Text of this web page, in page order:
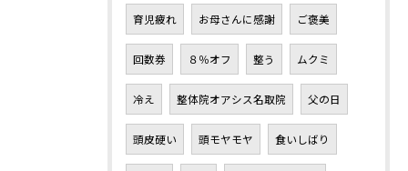
育児疲れ お母さんに感謝 ご褒美
回数券 ８％オフ 整う ムクミ
冷え 整体院オアシス名取院 父の日
頭皮硬い 頭モヤモヤ 食いしばり